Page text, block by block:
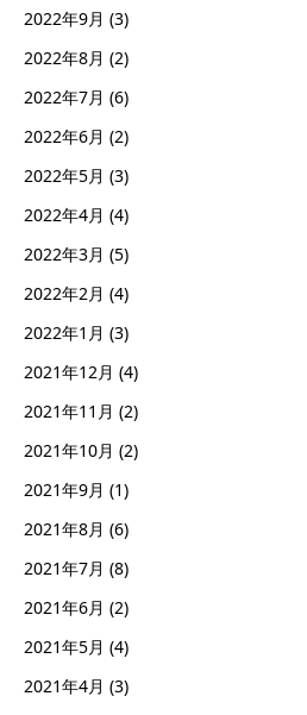
2022年9月 (3)
2022年8月 (2)
2022年7月 (6)
2022年6月 (2)
2022年5月 (3)
2022年4月 (4)
2022年3月 (5)
2022年2月 (4)
2022年1月 (3)
2021年12月 (4)
2021年11月 (2)
2021年10月 (2)
2021年9月 (1)
2021年8月 (6)
2021年7月 (8)
2021年6月 (2)
2021年5月 (4)
2021年4月 (3)